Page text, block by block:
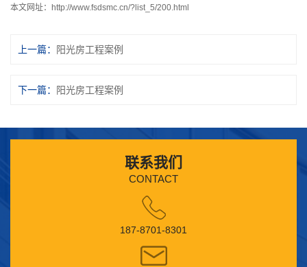
本文网址： http://www.fsdsmc.cn/?list_5/200.html
上一篇： 阳光房工程案例
下一篇： 阳光房工程案例
联系我们
CONTACT
187-8701-8301